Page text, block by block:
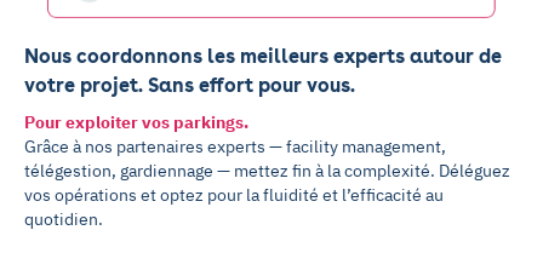
Nous coordonnons les meilleurs experts autour de
votre projet. Sans effort pour vous.
Pour exploiter vos parkings.
Grâce à nos partenaires experts — facility management,
télégestion, gardiennage — mettez fin à la complexité. Déléguez
vos opérations et optez pour la fluidité et l’efficacité au
quotidien.